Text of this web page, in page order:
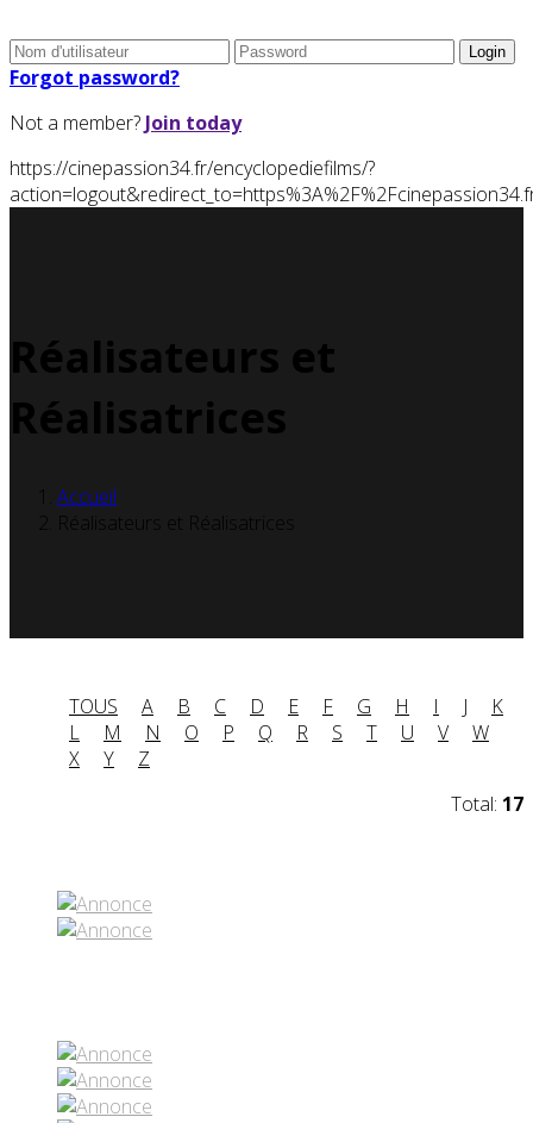
Forgot password?
Not a member? Join today
https://cinepassion34.fr/encyclopediefilms/?
Réalisateurs et
Réalisatrices
Accueil
Réalisateurs et Réalisatrices
TOUS A B C D E F G H I J
K
L
M N O P Q R S T U V
W
X
Y
Z
Total: 17